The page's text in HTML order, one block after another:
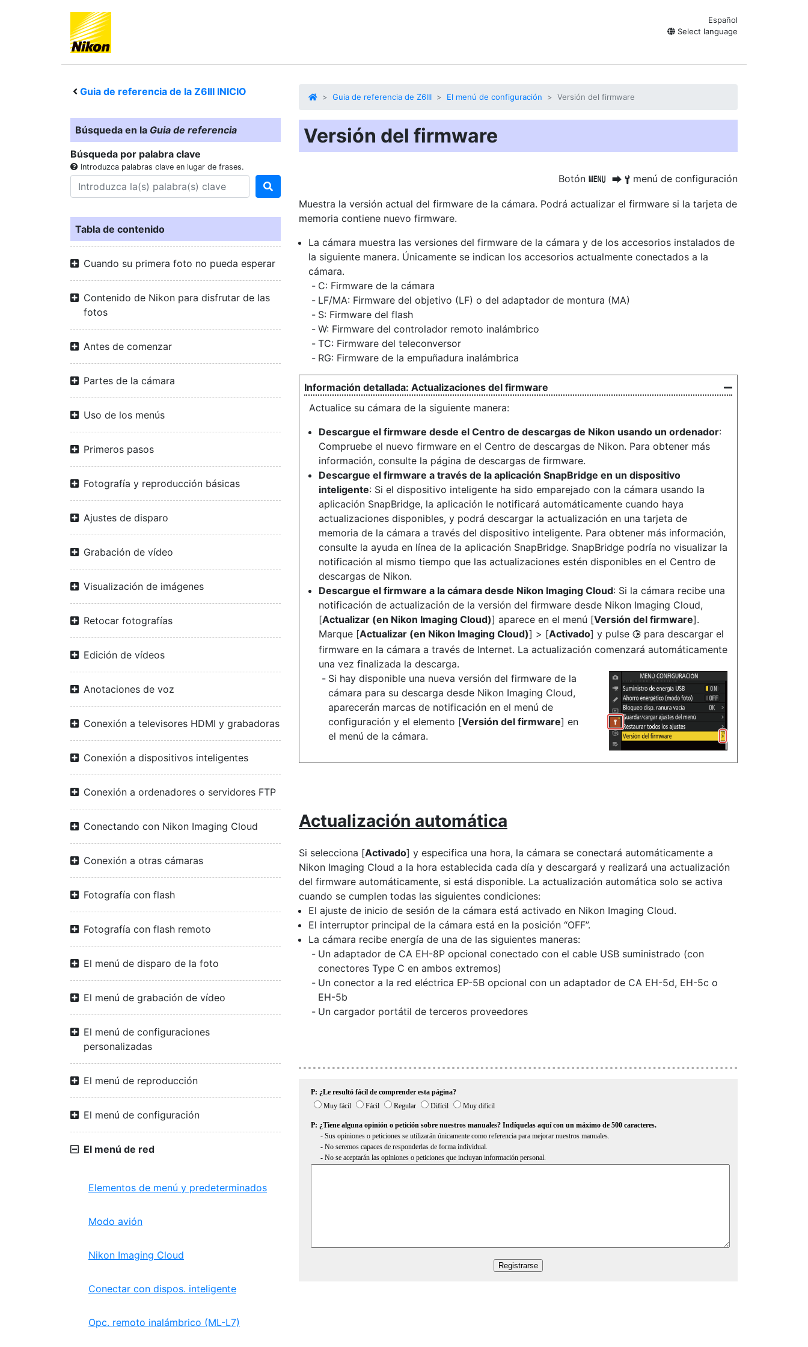
Español
Select language
Guia de referencia de la Z6III INICIO
Búsqueda en la Guia de referencia
Búsqueda por palabra clave
Introduzca palabras clave en lugar de frases.
Tabla de contenido
Cuando su primera foto no pueda esperar
Contenido de Nikon para disfrutar de las
fotos
Antes de comenzar
Partes de la cámara
Uso de los menús
Primeros pasos
Fotografía y reproducción básicas
Ajustes de disparo
Grabación de vídeo
Visualización de imágenes
Retocar fotografías
Edición de vídeos
Anotaciones de voz
Conexión a televisores HDMI y grabadoras
Conexión a dispositivos inteligentes
Conexión a ordenadores o servidores FTP
Conectando con Nikon Imaging Cloud
Conexión a otras cámaras
Fotografía con flash
Fotografía con flash remoto
El menú de disparo de la foto
El menú de grabación de vídeo
El menú de configuraciones
personalizadas
El menú de reproducción
El menú de configuración
El menú de red
Elementos de menú y predeterminados
Modo avión
Nikon Imaging Cloud
Conectar con dispos. inteligente
Opc. remoto inalámbrico (ML-L7)
Guia de referencia de Z6III El menú de configuración Versión del firmware
Versión del firmware
Botón G U B menú de configuración
Muestra la versión actual del firmware de la cámara. Podrá actualizar el firmware si la tarjeta de
memoria contiene nuevo firmware.
La cámara muestra las versiones del firmware de la cámara y de los accesorios instalados de
la siguiente manera. Únicamente se indican los accesorios actualmente conectados a la
cámara.
C: Firmware de la cámara
LF/MA: Firmware del objetivo (LF) o del adaptador de montura (MA)
S: Firmware del flash
W: Firmware del controlador remoto inalámbrico
TC: Firmware del teleconversor
RG: Firmware de la empuñadura inalámbrica
Actualizaciones del firmware
Actualice su cámara de la siguiente manera:
Descargue el firmware desde el Centro de descargas de Nikon usando un ordenador:
Compruebe el nuevo firmware en el Centro de descargas de Nikon. Para obtener más
información, consulte la página de descargas de firmware.
Descargue el firmware a través de la aplicación SnapBridge en un dispositivo
inteligente: Si el dispositivo inteligente ha sido emparejado con la cámara usando la
aplicación SnapBridge, la aplicación le notificará automáticamente cuando haya
actualizaciones disponibles, y podrá descargar la actualización en una tarjeta de
memoria de la cámara a través del dispositivo inteligente. Para obtener más información,
consulte la ayuda en línea de la aplicación SnapBridge. SnapBridge podría no visualizar la
notificación al mismo tiempo que las actualizaciones estén disponibles en el Centro de
descargas de Nikon.
Descargue el firmware a la cámara desde Nikon Imaging Cloud: Si la cámara recibe una
notificación de actualización de la versión del firmware desde Nikon Imaging Cloud,
[Actualizar (en Nikon Imaging Cloud)] aparece en el menú [Versión del firmware].
Marque [Actualizar (en Nikon Imaging Cloud)] > [Activado] y pulse 2 para descargar el
firmware en la cámara a través de Internet. La actualización comenzará automáticamente
una vez finalizada la descarga.
Si hay disponible una nueva versión del firmware de la
cámara para su descarga desde Nikon Imaging Cloud,
aparecerán marcas de notificación en el menú de
configuración y el elemento [Versión del firmware] en
el menú de la cámara.
Actualización automática
Si selecciona [Activado] y especifica una hora, la cámara se conectará automáticamente a
Nikon Imaging Cloud a la hora establecida cada día y descargará y realizará una actualización
del firmware automáticamente, si está disponible. La actualización automática solo se activa
cuando se cumplen todas las siguientes condiciones:
El ajuste de inicio de sesión de la cámara está activado en Nikon Imaging Cloud.
El interruptor principal de la cámara está en la posición “OFF”.
La cámara recibe energía de una de las siguientes maneras:
Un adaptador de CA EH-8P opcional conectado con el cable USB suministrado (con
conectores Type C en ambos extremos)
Un conector a la red eléctrica EP-5B opcional con un adaptador de CA EH-5d, EH-5c o
EH-5b
Un cargador portátil de terceros proveedores